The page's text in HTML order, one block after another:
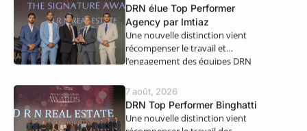
DRN élue Top Performer
Agency par Imtiaz
Une nouvelle distinction vient
récompenser le travail et
l’engagement des équipes DRN
7 août, 2026
DRN Top Performer Binghatti
Une nouvelle distinction vient